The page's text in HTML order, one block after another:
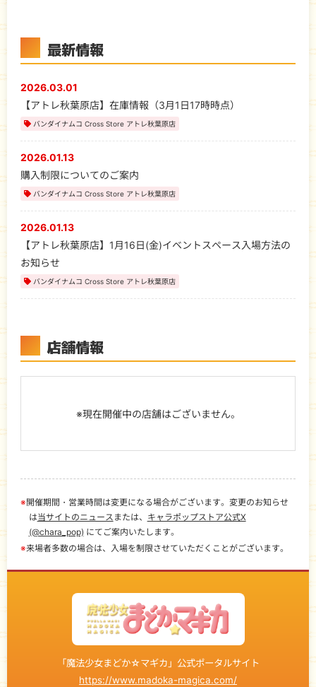
最新情報
2026.03.01
【アトレ秋葉原店】在庫情報（3月1日17時時点）
バンダイナムコ Cross Store アトレ秋葉原店
2026.01.13
購入制限についてのご案内
バンダイナムコ Cross Store アトレ秋葉原店
2026.01.13
【アトレ秋葉原店】1月16日(金)イベントスペース入場方法の
お知らせ
バンダイナムコ Cross Store アトレ秋葉原店
店舗情報
※開催期間・営業時間は変更になる場合がございます。変更のお知らせ
は当サイトのニュース または、 キャラポップストア公式X
(@chara_pop) にてご案内いたします。
※来場者多数の場合は、入場を制限させていただくことがございます。
「魔法少女まどか☆マギカ」公式ポータルサイト
https://www.madoka-magica.com/